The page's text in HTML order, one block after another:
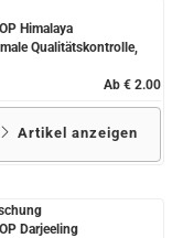
Himalaya
Qualitätskontrolle,
Ab € 2.00
Artikel anzeigen
Darjeeling